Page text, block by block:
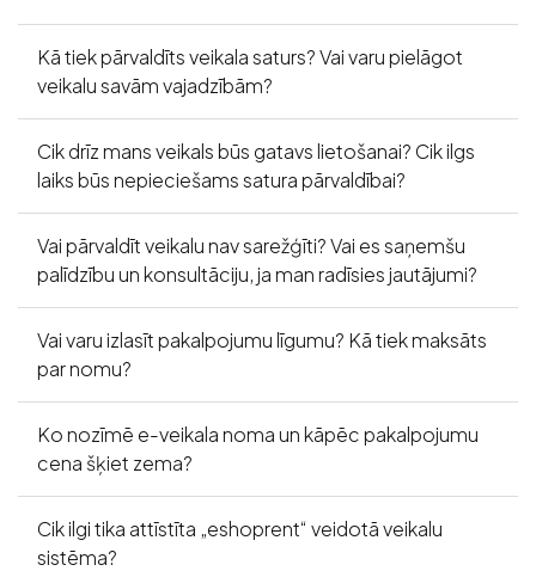
Kā tiek pārvaldīts veikala saturs? Vai varu pielāgot
veikalu savām vajadzībām?
Cik drīz mans veikals būs gatavs lietošanai? Cik ilgs
laiks būs nepieciešams satura pārvaldībai?
Vai pārvaldīt veikalu nav sarežģīti? Vai es saņemšu
palīdzību un konsultāciju, ja man radīsies jautājumi?
Vai varu izlasīt pakalpojumu līgumu? Kā tiek maksāts
par nomu?
Ko nozīmē e-veikala noma un kāpēc pakalpojumu
cena šķiet zema?
Cik ilgi tika attīstīta „eshoprent“ veidotā veikalu
sistēma?